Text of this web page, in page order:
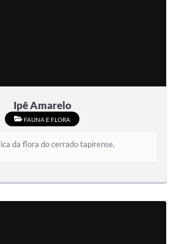
Ipê Amarelo
FAUNA E FLORA
da flora do cerrado tapirense.